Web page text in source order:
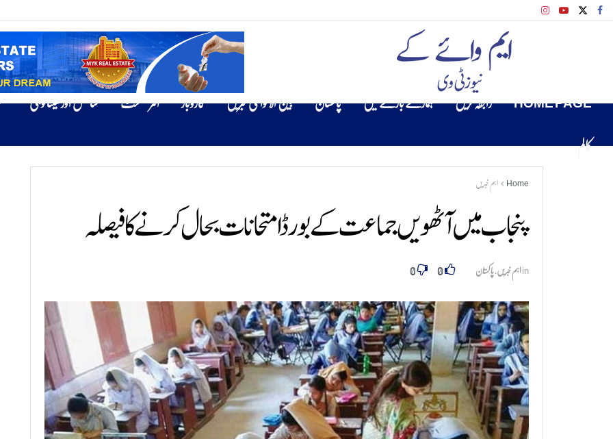
HOME PAGE رابطہ کریں ہمارے بارے میں پاکستان بین الاقوامی خبریں کاروبار انٹرٹینمنٹ سائنس اور ٹیکنالوجی
کالم
Home اہم خبریں
پنجاب میں آٹھویں جماعت کے بورڈ امتحانات بحال کرنے کا فیصلہ
in اہم خبریں,پاکستان 0
0